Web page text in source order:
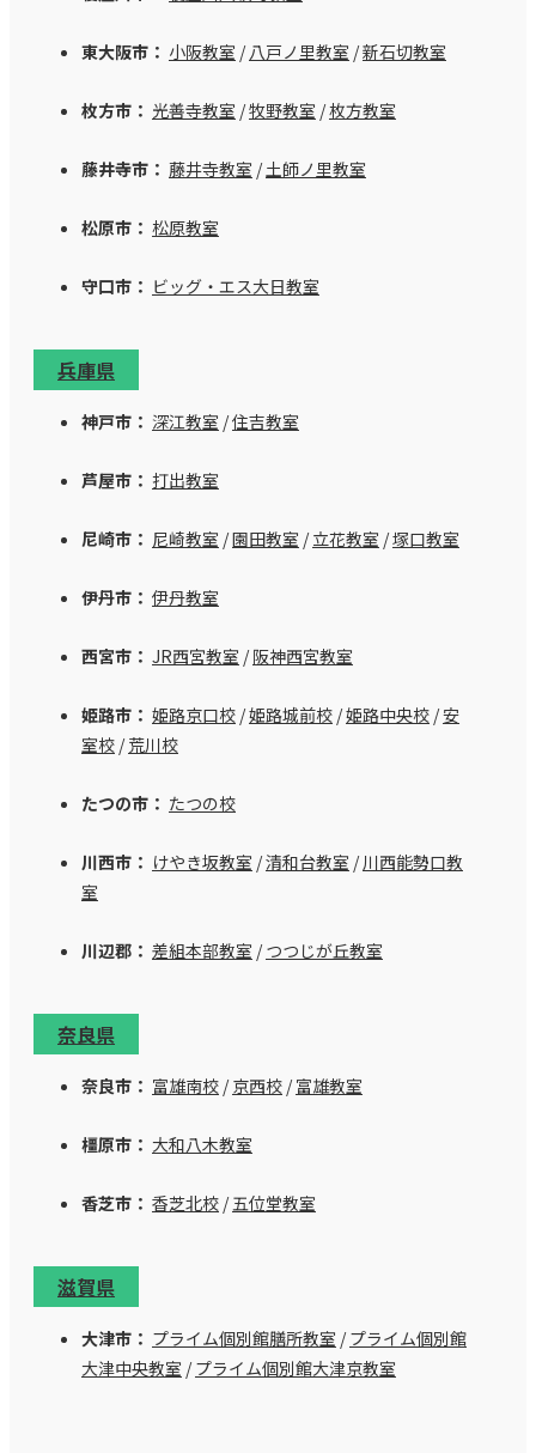
東大阪市： 小阪教室 / 八戸ノ里教室 /新石切教室
枚方市： 光善寺教室 /牧野教室 /枚方教室
藤井寺市： 藤井寺教室 /土師ノ里教室
松原市： 松原教室
守口市： ビッグ・エス大日教室
兵庫県
神戸市： 深江教室 /住吉教室
芦屋市： 打出教室
尼崎市： 尼崎教室 /園田教室 /立花教室 /塚口教室
伊丹市： 伊丹教室
西宮市： JR西宮教室 /阪神西宮教室
姫路市： 姫路京口校 /姫路城前校 /姫路中央校 /安
室校 /荒川校
たつの市： たつの校
川西市： けやき坂教室 /清和台教室 /川西能勢口教
室
川辺郡： 差組本部教室 /つつじが丘教室
奈良県
奈良市： 富雄南校 /京西校 /富雄教室
橿原市： 大和八木教室
香芝市： 香芝北校 /五位堂教室
滋賀県
大津市： プライム個別館膳所教室 /プライム個別館
大津中央教室 /プライム個別館大津京教室